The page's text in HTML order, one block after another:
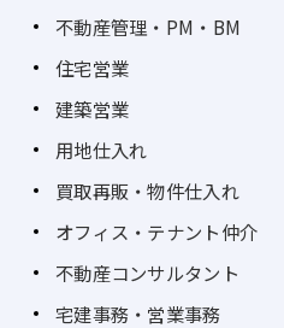
不動産管理・PM・BM
住宅営業
建築営業
用地仕入れ
買取再販・物件仕入れ
オフィス・テナント仲介
不動産コンサルタント
宅建事務・営業事務